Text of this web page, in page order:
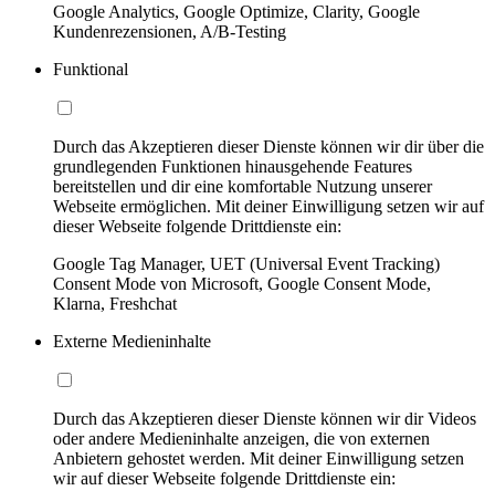
Google Analytics, Google Optimize, Clarity, Google
Kundenrezensionen, A/B-Testing
Funktional
Durch das Akzeptieren dieser Dienste können wir dir über die
grundlegenden Funktionen hinausgehende Features
bereitstellen und dir eine komfortable Nutzung unserer
Webseite ermöglichen. Mit deiner Einwilligung setzen wir auf
dieser Webseite folgende Drittdienste ein:
Google Tag Manager, UET (Universal Event Tracking)
Consent Mode von Microsoft, Google Consent Mode,
Klarna, Freshchat
Externe Medieninhalte
Durch das Akzeptieren dieser Dienste können wir dir Videos
oder andere Medieninhalte anzeigen, die von externen
Anbietern gehostet werden. Mit deiner Einwilligung setzen
wir auf dieser Webseite folgende Drittdienste ein: